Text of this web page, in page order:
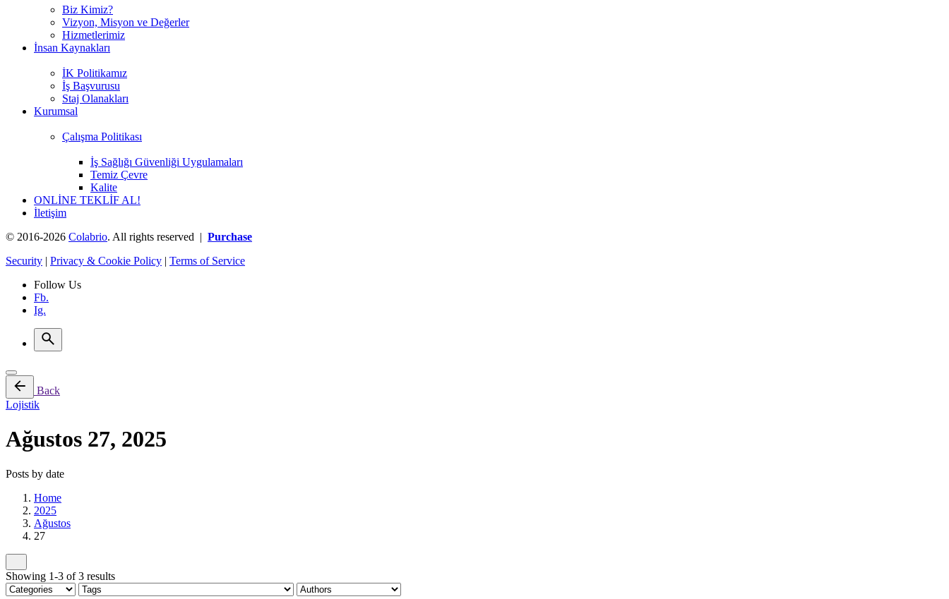
Biz Kimiz?
Vizyon, Misyon ve Değerler
Hizmetlerimiz
İnsan Kaynakları
İK Politikamız
İş Başvurusu
Staj Olanakları
Kurumsal
Çalışma Politikası
İş Sağlığı Güvenliği Uygulamaları
Temiz Çevre
Kalite
ONLİNE TEKLİF AL!
İletişim
© 2016-2026 Colabrio. All rights reserved | Purchase
Security | Privacy & Cookie Policy | Terms of Service
Follow Us
Fb.
Ig.
Back
Lojistik
Ağustos 27, 2025
Posts by date
Home
2025
Ağustos
27
Showing 1-3 of 3 results